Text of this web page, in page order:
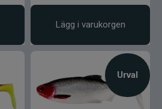
Urval
Lägg i varukorgen